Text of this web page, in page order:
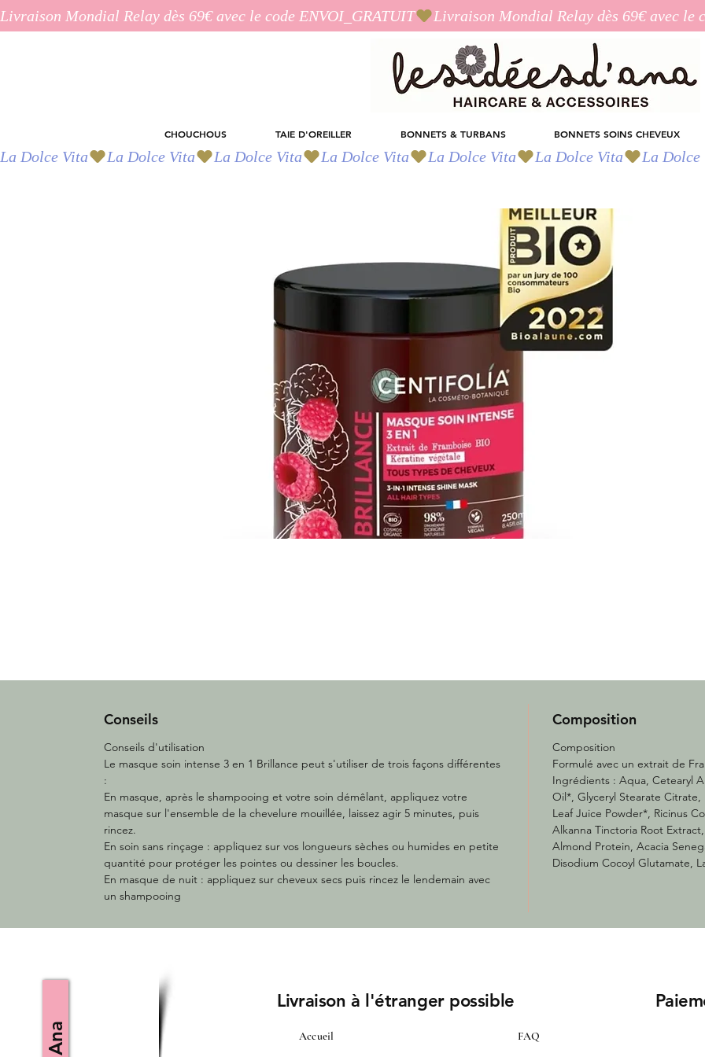
Livraison Mondial Relay dès 69€ avec le code ENVOI_GRATUIT
CHOUCHOUS TAIE D'OREILLER BONNETS & TURBANS BONNETS SOINS CHEVEUX
La Dolce Vita
Conseils
Conseils d'utilisation
Le masque soin intense 3 en 1 Brillance peut s'utiliser de trois façons différentes
:
En masque, après le shampooing et votre soin démêlant, appliquez votre
masque sur l'ensemble de la chevelure mouillée, laissez agir 5 minutes, puis
rincez.
En soin sans rinçage : appliquez sur vos longueurs sèches ou humides en petite
quantité pour protéger les pointes ou dessiner les boucles.
En masque de nuit : appliquez sur cheveux secs puis rincez le lendemain avec
un shampooing
Composition
Composition
Formulé avec un extrait de
Ingrédients : Aqua, Cetearyl
Oil*, Glyceryl Stearate
Leaf Juice Powder*, Ricinus
Alkanna Tinctoria Root
Almond Protein, Acacia
Disodium Cocoyl Glutamate,
Accueil FAQ
Livraison à l'étranger possible